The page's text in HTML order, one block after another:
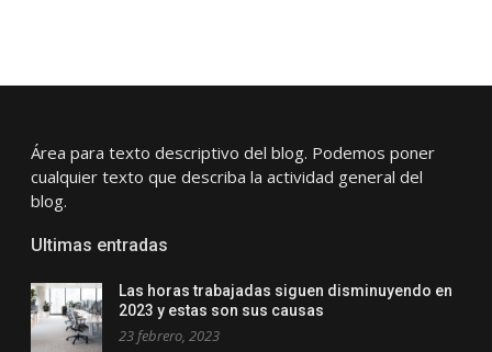
Área para texto descriptivo del blog. Podemos poner
cualquier texto que describa la actividad general del
blog.
Ultimas entradas
Las horas trabajadas siguen disminuyendo en
2023 y estas son sus causas
23 febrero, 2023